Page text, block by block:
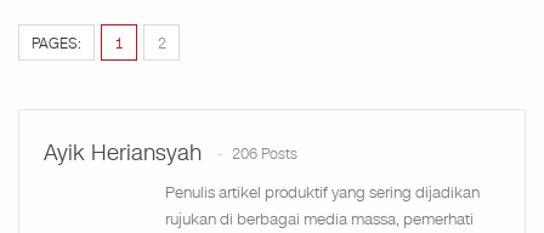
PAGES: 1 2
Ayik Heriansyah 206 Posts
Penulis artikel produktif yang sering dijadikan
rujukan di berbagai media massa, pemerhati